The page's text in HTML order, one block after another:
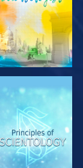
EXPLORA LAS
SERIES